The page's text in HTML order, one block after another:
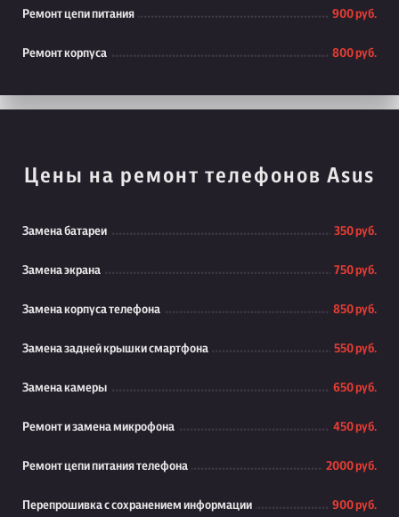
Ремонт цепи питания 900 руб.
Ремонт корпуса 800 руб.
Цены на ремонт телефонов Asus
Замена батареи 350 руб.
Замена экрана 750 руб.
Замена корпуса телефона 850 руб.
Замена задней крышки смартфона 550 руб.
Замена камеры 650 руб.
Ремонт и замена микрофона 450 руб.
Ремонт цепи питания телефона 2000 руб.
Перепрошивка с сохранением информации 900 руб.